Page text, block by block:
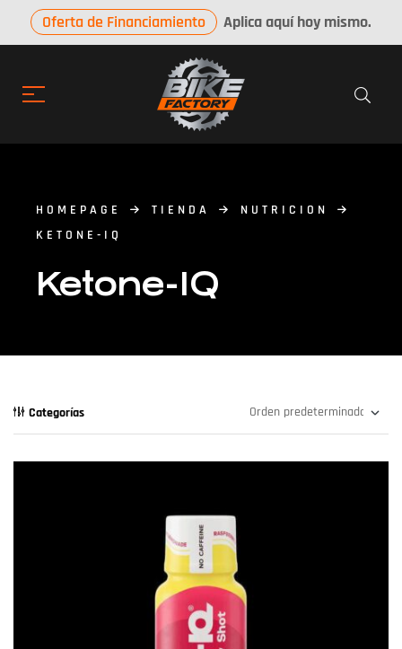
Oferta de Financiamiento Aplica aquí hoy mismo.
HOMEPAGE TIENDA
NUTRICION
KETONE-IQ
Ketone-IQ
Categorías